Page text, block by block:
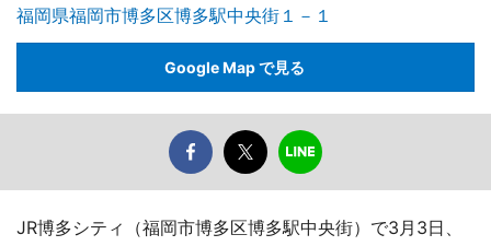
福岡県福岡市博多区博多駅中央街１－１
Google Map で見る
JR博多シティ（福岡市博多区博多駅中央街）で3月3日、